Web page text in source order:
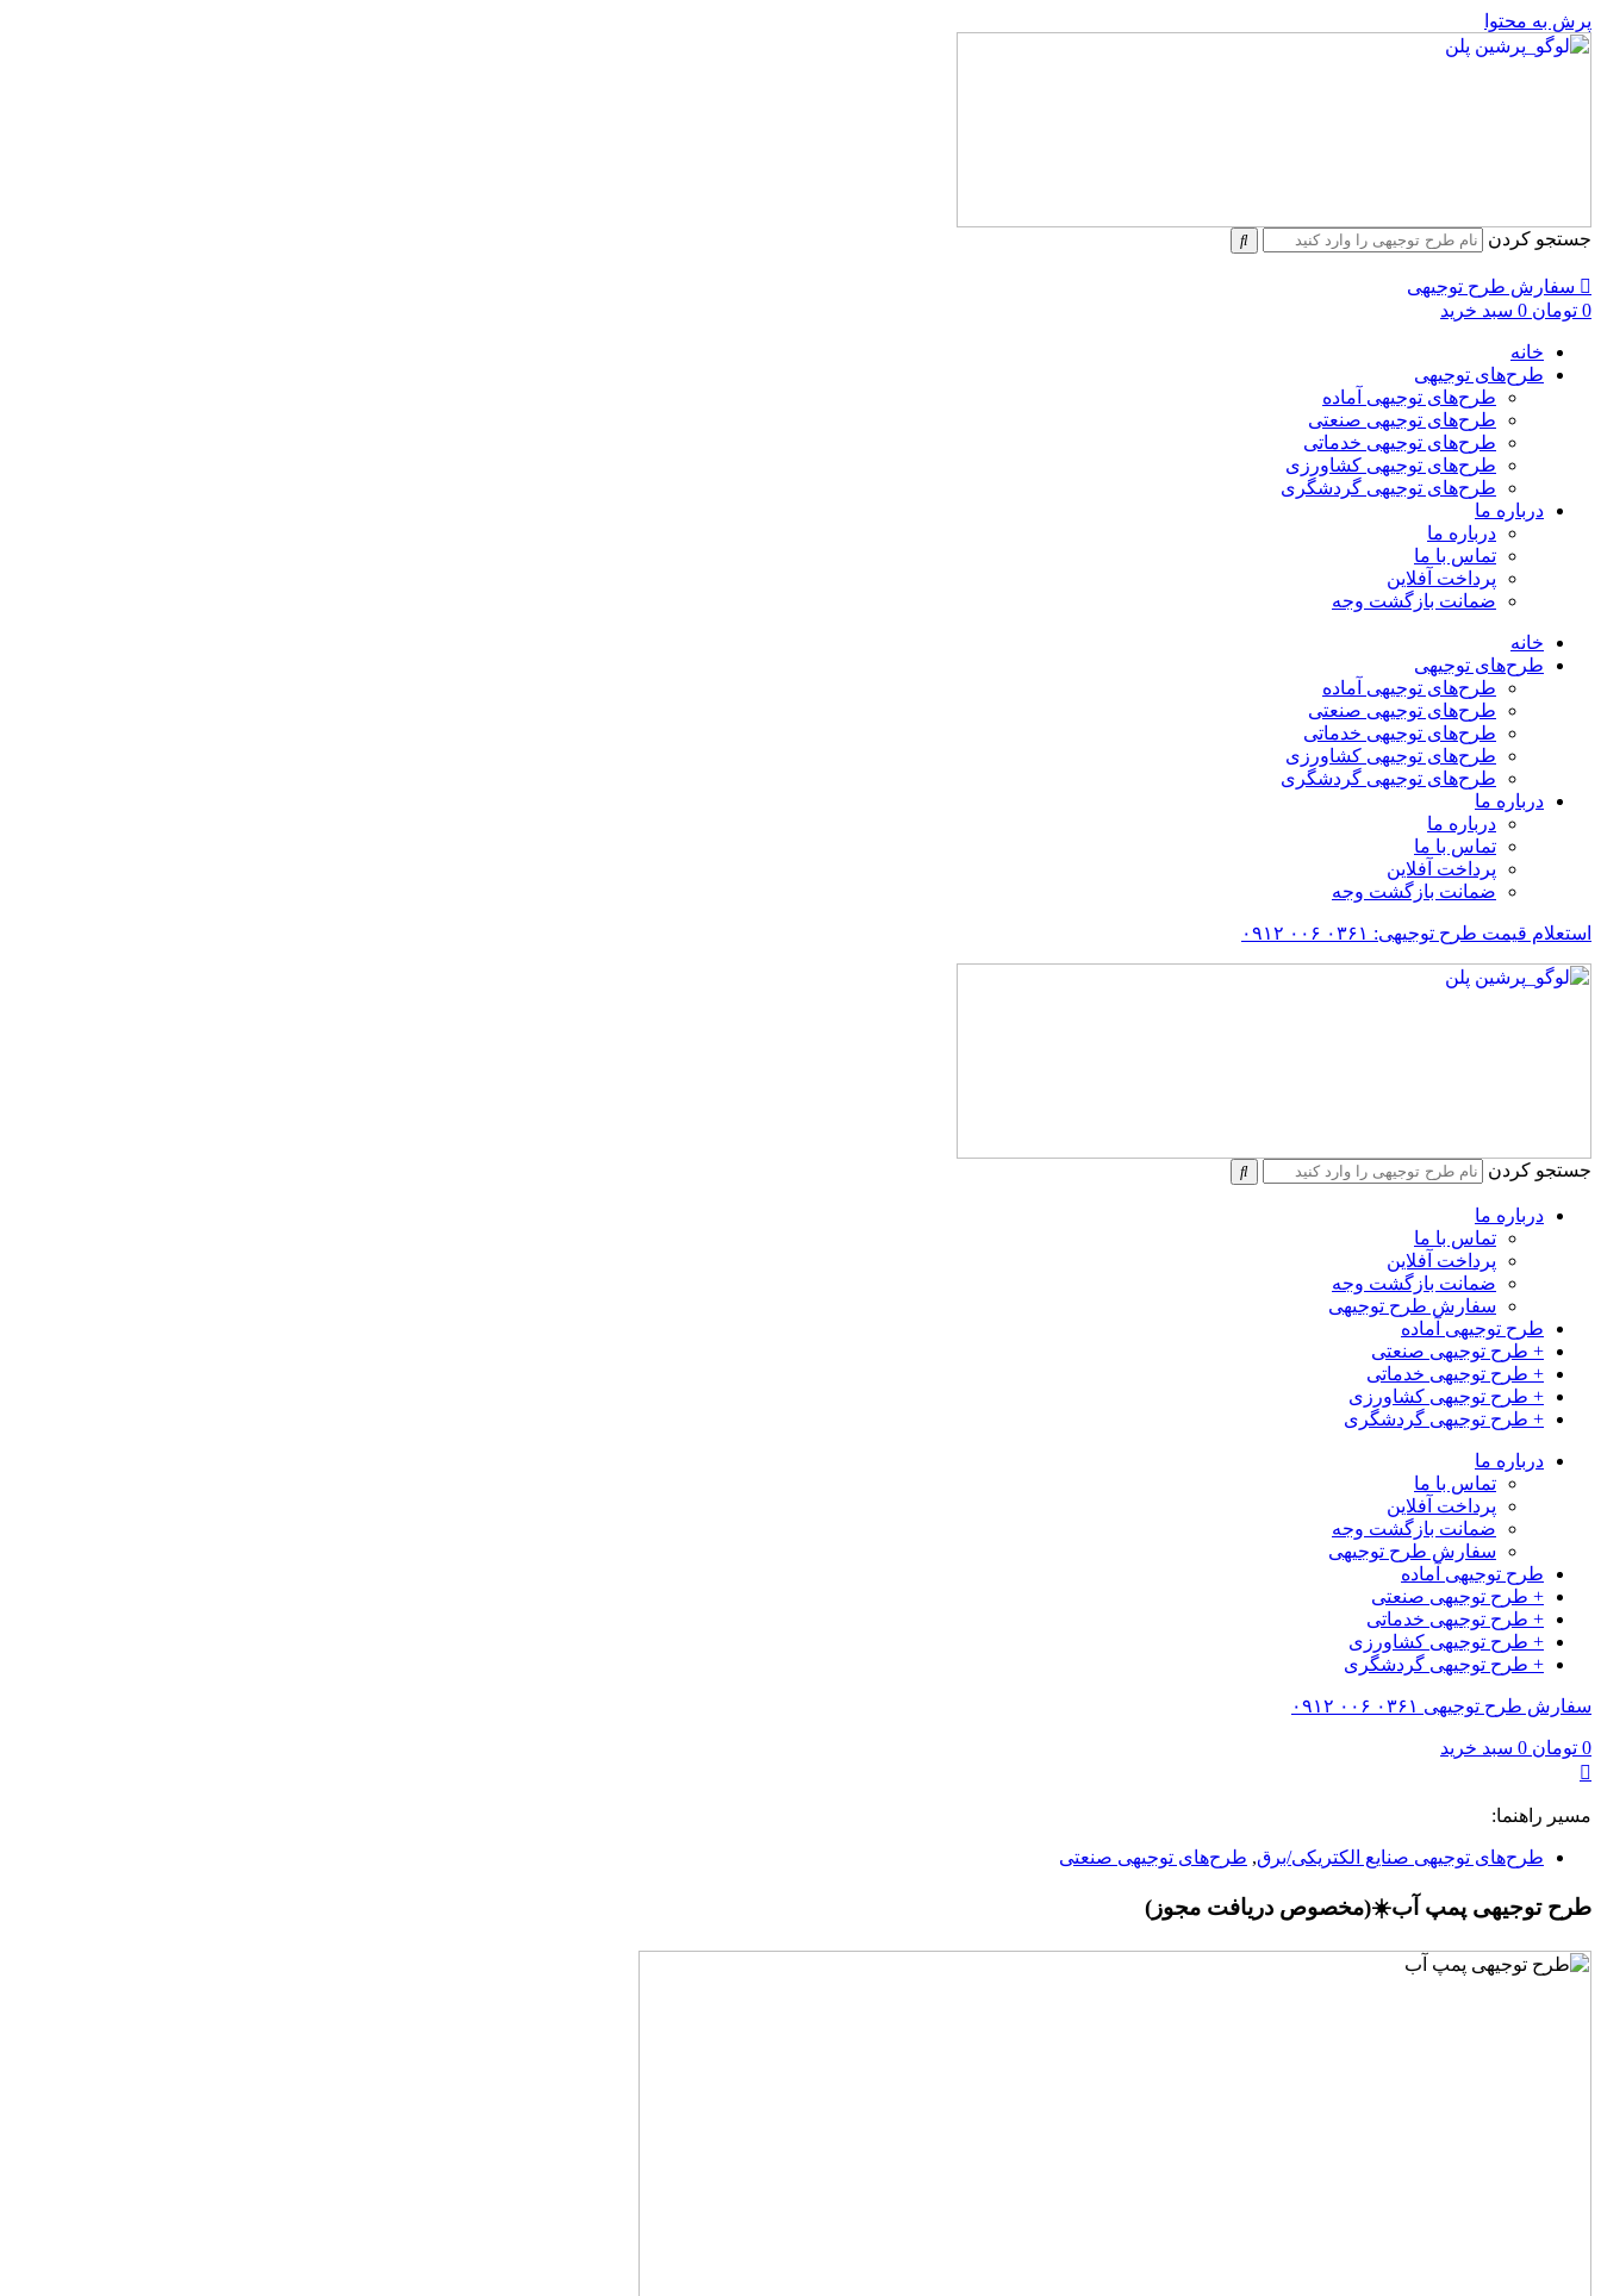
پرش به محتوا
جستجو کردن
سفارش طرح توجیهی
0 تومان 0 سبد خرید
خانه
طرح‌های توجیهی
طرح‌های توجیهی آماده
طرح‌های توجیهی صنعتی
طرح‌های توجیهی خدماتی
طرح‌های توجیهی کشاورزی
طرح‌های توجیهی گردشگری
درباره ما
درباره ما
تماس با ما
پرداخت آفلاین
ضمانت بازگشت وجه
خانه
طرح‌های توجیهی
طرح‌های توجیهی آماده
طرح‌های توجیهی صنعتی
طرح‌های توجیهی خدماتی
طرح‌های توجیهی کشاورزی
طرح‌های توجیهی گردشگری
درباره ما
درباره ما
تماس با ما
پرداخت آفلاین
ضمانت بازگشت وجه
استعلام قیمت طرح توجیهی: ۰۳۶۱ ۰۰۶ ۰۹۱۲
جستجو کردن
درباره ما
تماس با ما
پرداخت آفلاین
ضمانت بازگشت وجه
سفارش طرح توجیهی
طرح توجیهی آماده
+ طرح توجیهی صنعتی
+ طرح توجیهی خدماتی
+ طرح توجیهی کشاورزی
+ طرح توجیهی گردشگری
درباره ما
تماس با ما
پرداخت آفلاین
ضمانت بازگشت وجه
سفارش طرح توجیهی
طرح توجیهی آماده
+ طرح توجیهی صنعتی
+ طرح توجیهی خدماتی
+ طرح توجیهی کشاورزی
+ طرح توجیهی گردشگری
سفارش طرح توجیهی ۰۳۶۱ ۰۰۶ ۰۹۱۲
0 تومان 0 سبد خرید
مسیر راهنما:
طرح‌های توجیهی صنایع الکتریکی/برق, طرح‌های توجیهی صنعتی
طرح توجیهی پمپ آب☀️(مخصوص دریافت مجوز)